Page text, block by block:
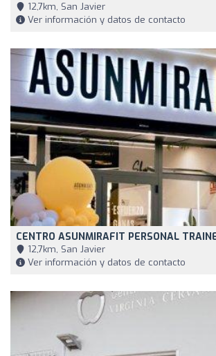
12,7km, San Javier
Ver información y datos de contacto
CENTRO ASUNMIRAFIT PERSONAL
12,7km, San Javier
Ver información y datos de contacto